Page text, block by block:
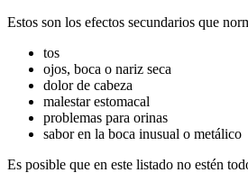
Estos son los efectos secundarios que
tos
ojos, boca o nariz seca
dolor de cabeza
malestar estomacal
problemas para orinas
sabor en la boca inusual o metálico
Es posible que en este listado no estén